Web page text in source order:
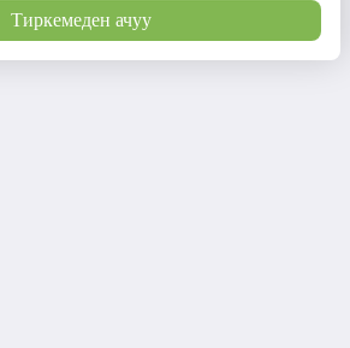
Тиркемеден ачуу